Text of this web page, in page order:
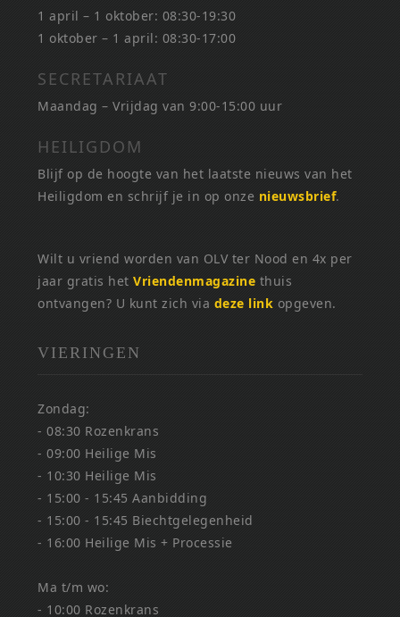
1 april – 1 oktober: 08:30-19:30
1 oktober – 1 april: 08:30-17:00
SECRETARIAAT
Maandag – Vrijdag van 9:00-15:00 uur
HEILIGDOM
Blijf op de hoogte van het laatste nieuws van het
Heiligdom en schrijf je in op onze nieuwsbrief.
Wilt u vriend worden van OLV ter Nood en 4x per
jaar gratis hetVriendenmagazine thuis
ontvangen? U kunt zich via deze link opgeven.
VIERINGEN
Zondag:
- 08:30 Rozenkrans
- 09:00 Heilige Mis
- 10:30 Heilige Mis
- 15:00 - 15:45 Aanbidding
- 15:00 - 15:45 Biechtgelegenheid
- 16:00 Heilige Mis + Processie
Ma t/m wo:
- 10:00 Rozenkrans